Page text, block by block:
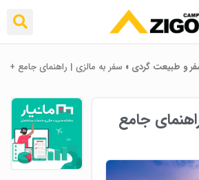
و طبیعت گردی » سفر به مالزی | راهنمای جامع +
جامع